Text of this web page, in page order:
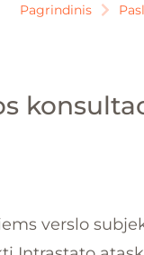
You are here:
Pagrindinis
verslo